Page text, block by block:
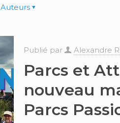
Auteurs
Publié par Alexandre
Parcs et
nouveau
Parcs